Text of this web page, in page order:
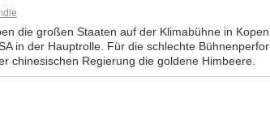
die großen Staaten auf der Klimabühne in
in der Hauptrolle. Für die schlechte
chinesischen Regierung die goldene Himbeere.